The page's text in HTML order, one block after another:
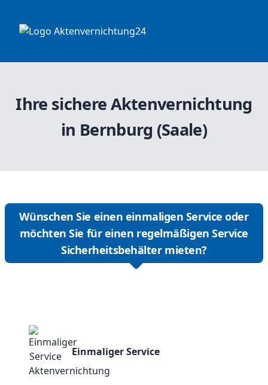
Ihre sichere Aktenvernichtung
in Bernburg (Saale)
Wünschen Sie einen einmaligen Service oder
möchten Sie für einen regelmäßigen Service
Sicherheitsbehälter mieten?
Einmaliger Service